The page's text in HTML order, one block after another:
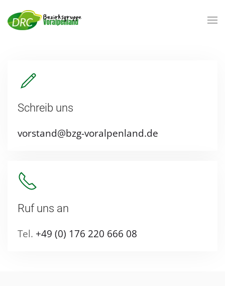
Zum Hauptinhalt springen
Schreib uns
vorstand@bzg-voralpenland.de
Ruf uns an
Tel. +49 (0) 176 220 666 08